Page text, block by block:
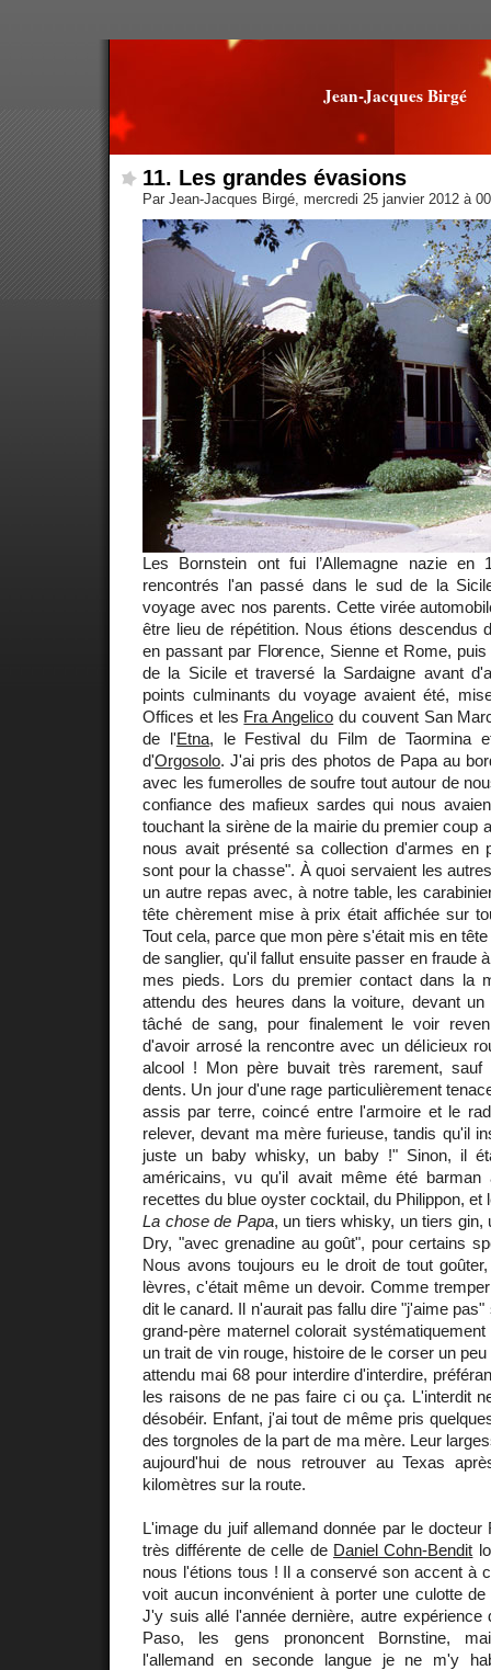
Jean-Jacques Birgé
11. Les grandes évasions
Par Jean-Jacques Birgé, mercredi 25 janvier 2012 à
Les Bornstein ont fui l’Allemagne nazie en
rencontrés l'an passé dans le sud de la
voyage avec nos parents. Cette virée
être lieu de répétition. Nous étions descendus
en passant par Florence, Sienne et Rome,
de la Sicile et traversé la Sardaigne avant
points culminants du voyage avaient été,
Offices et les Fra Angelico du couvent San
de l'Etna, le Festival du Film de Taormina
d'Orgosolo. J'ai pris des photos de Papa au
avec les fumerolles de soufre tout autour de
confiance des mafieux sardes qui nous
touchant la sirène de la mairie du premier coup
nous avait présenté sa collection d'armes en
sont pour la chasse". À quoi servaient les
un autre repas avec, à notre table, les
tête chèrement mise à prix était affichée sur
Tout cela, parce que mon père s'était mis en
de sanglier, qu'il fallut ensuite passer en fraude
mes pieds. Lors du premier contact dans la
attendu des heures dans la voiture, devant
tâché de sang, pour finalement le voir
d'avoir arrosé la rencontre avec un délicieux
alcool ! Mon père buvait très rarement, sauf
dents. Un jour d'une rage particulièrement
assis par terre, coincé entre l'armoire et le
relever, devant ma mère furieuse, tandis qu'il
juste un baby whisky, un baby !" Sinon, il
américains, vu qu'il avait même été
recettes du blue oyster cocktail, du Philippon, et
La chose de Papa, un tiers whisky, un tiers gin,
Dry, "avec grenadine au goût", pour certains
Nous avons toujours eu le droit de tout
lèvres, c'était même un devoir. Comme
dit le canard. Il n'aurait pas fallu dire "j'aime
grand-père maternel colorait
un trait de vin rouge, histoire de le corser un
attendu mai 68 pour interdire d'interdire,
les raisons de ne pas faire ci ou ça. L'interdit
désobéir. Enfant, j'ai tout de même pris
des torgnoles de la part de ma mère. Leur
aujourd'hui de nous retrouver au Texas
kilomètres sur la route.
L'image du juif allemand donnée par le
très différente de celle de Daniel Cohn-Bendit
nous l'étions tous ! Il a conservé son accent à
voit aucun inconvénient à porter une culotte
J'y suis allé l'année dernière, autre
Paso, les gens prononcent Bornstine,
l'allemand en seconde langue je ne m'y